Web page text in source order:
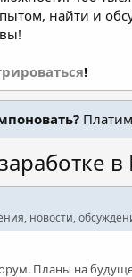
найти и
!
новости,
Планы на